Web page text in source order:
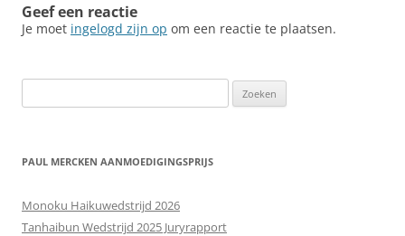
Geef een reactie
Je moet ingelogd zijn op om een reactie te plaatsen.
naar:
PAUL MERCKEN AANMOEDIGINGSPRIJS
Monoku Haikuwedstrijd 2026
Tanhaibun Wedstrijd 2025 Juryrapport